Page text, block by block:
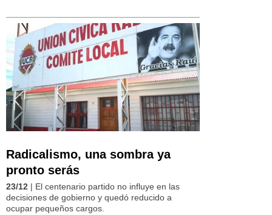
Radicalismo, una sombra ya
pronto serás
23/12 | El centenario partido no influye en las
decisiones de gobierno y quedó reducido a
ocupar pequeños cargos.